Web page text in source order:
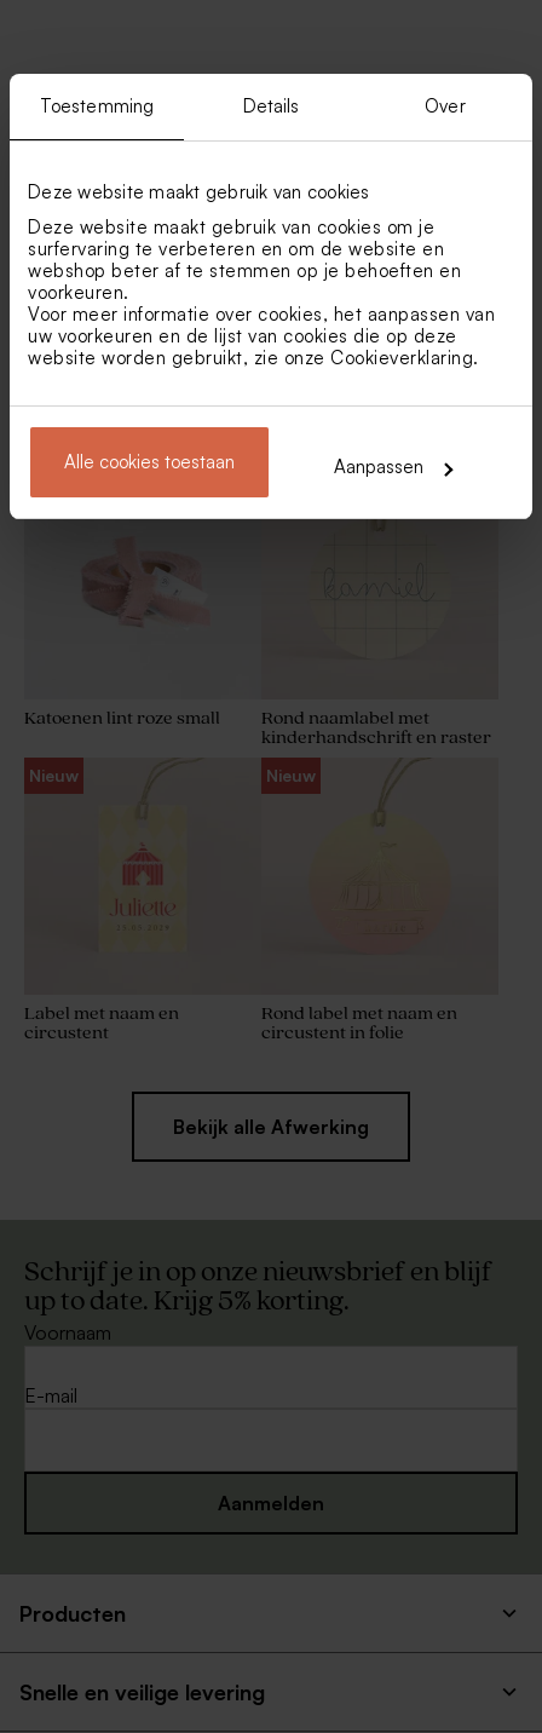
Toestemming Details Over
Deze website maakt gebruik van cookies
Deze website maakt gebruik van cookies om je
surfervaring te verbeteren en om de website en
webshop beter af te stemmen op je behoeften en
voorkeuren.
Voor meer informatie over cookies, het aanpassen van
uw voorkeuren en de lijst van cookies die op deze
website worden gebruikt, zie onze Cookieverklaring.
Alle cookies toestaan Aanpassen
Bellenblaassticker in
illustraties
Katoenen zakjes gebroken
Dragees champagne De
Gepersonaliseerd potlood
met beige molentje
Houten potlood met beige
molentje
Wit/geel badzout voor
communiebedankjes - 1 kg
Vind je misschien ook leuk
Rond naamlabeltje roze met
naam in roséfolie
Naamlabel communie met
roze aquarel en naam in
Katoenen lint roze small
Rond naamlabel met
kinderhandschrift en raster
Nieuw
Label met naam en
circustent
Nieuw
Rond label met naam en
circustent in folie
Bekijk alle Afwerking
Schrijf je in op onze nieuwsbrief en blijf
up to date. Krijg 5% korting.
Voornaam
E-mail
Aanmelden
Producten
Snelle en veilige levering